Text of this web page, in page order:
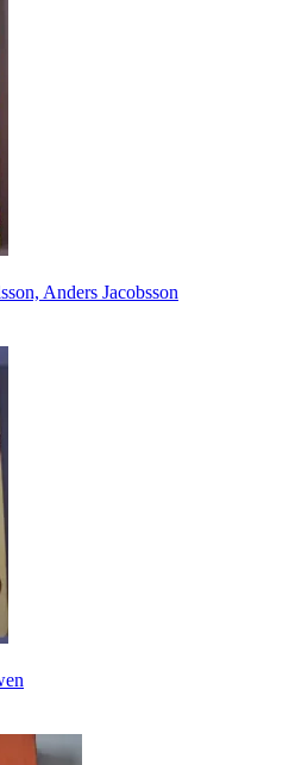
Anders Jacobsson